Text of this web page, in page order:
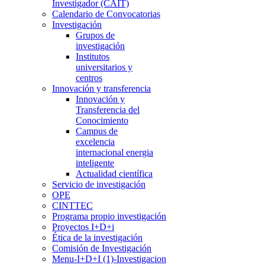
Investigador (CAIT)
Calendario de Convocatorias
Investigación
Grupos de
investigación
Institutos
universitarios y
centros
Innovación y transferencia
Innovación y
Transferencia del
Conocimiento
Campus de
excelencia
internacional energia
inteligente
Actualidad científica
Servicio de investigación
OPE
CINTTEC
Programa propio investigación
Proyectos I+D+i
Ética de la investigación
Comisión de Investigación
Menu-I+D+I (1)-Investigacion